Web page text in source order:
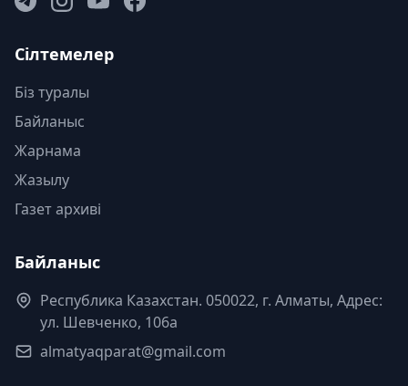
Сілтемелер
Біз туралы
Байланыс
Жарнама
Жазылу
Газет архиві
Байланыс
Республика Казахстан. 050022, г. Алматы, Адрес:
ул. Шевченко, 106а
almatyaqparat@gmail.com